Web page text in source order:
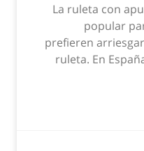
La ruleta con
popular
prefieren
ruleta. En